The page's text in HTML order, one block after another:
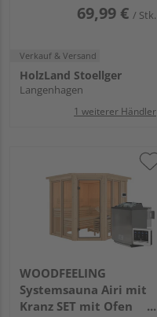
69,99 € / Stk.
Verkauf & Versand
HolzLand Stoellger
Langenhagen
1 weiterer Händler
WOODFEELING
Systemsauna Airi mit
Kranz SET mit Ofen